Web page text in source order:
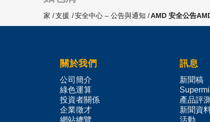
家 支援 安全中心 – 公告與通知 AMD 安全公告
關於我們
公司簡介
綠色運算
投資者關係
企業徵才
網站總覽
訊息
新聞稿
產品評測
新聞資
活動